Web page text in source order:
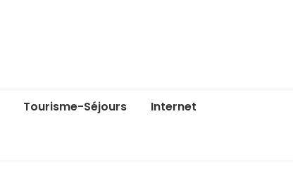
Tourisme-Séjours Internet